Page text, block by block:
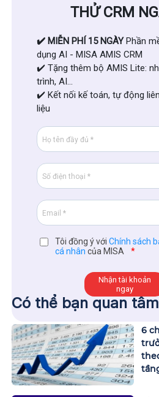
THỬ CRM
✔️ MIỄN PHÍ 15 NGÀY Phần
dụng AI - MISA AMIS CRM
✔️ Tặng thêm bộ AMIS Lite:
trình, AI...
✔️ Kết nối kế toán, tự động
liệu
Tôi đồng ý với Chính sách
cá nhân của MISA *
Có thể bạn quan tâm
6